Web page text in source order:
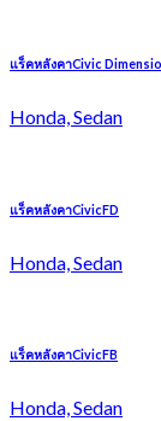
แร็คหลังคาCivic
Honda, Sedan
แร็คหลังคาCivicFD
Honda, Sedan
แร็คหลังคาCivicFB
Honda, Sedan